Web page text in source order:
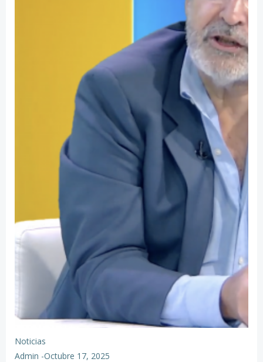
Noticias
Admin -Octubre 17, 2025